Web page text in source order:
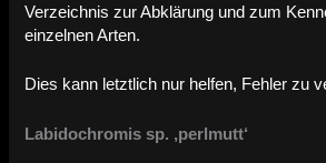
Verzeichnis zur Abklärung und zum
einzelnen Arten.
Dies kann letztlich nur helfen, Fehler zu
Labidochromis sp. ‚perlmutt‘